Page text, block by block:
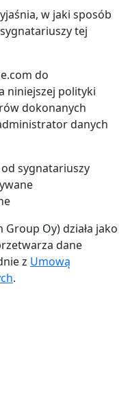
w jaki sposób
tej
do
niniejszej polityki
dokonanych
danych
sygnatariuszy
Oy) działa jako
dane
z Umową
.